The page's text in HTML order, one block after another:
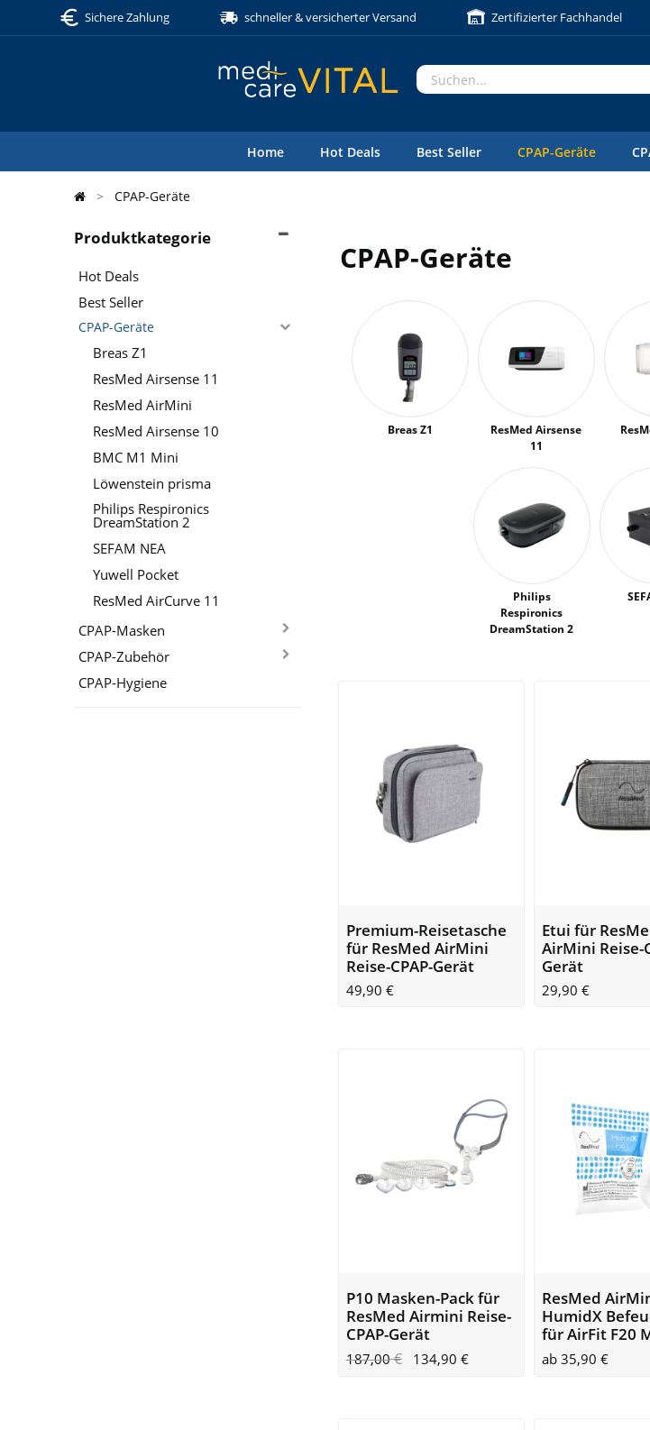
Sichere Zahlung schneller & versicherter Versand Zertifizierter Fachhandel
Home Hot Deals Best Seller CPAP-Geräte
CPAP-Geräte
Produktkategorie
Hot Deals
Best Seller
CPAP-Geräte
Breas Z1
ResMed Airsense 11
ResMed AirMini
ResMed Airsense 10
BMC M1 Mini
Löwenstein prisma
Philips Respironics
DreamStation 2
SEFAM NEA
Yuwell Pocket
ResMed AirCurve 11
CPAP-Masken
CPAP-Zubehör
CPAP-Hygiene
CPAP-Geräte
Breas Z1
ResMed Airsense
11
Philips
Respironics
DreamStation 2
Premium-Reisetasche
für ResMed AirMini
Reise-CPAP-Gerät
49,90 €
Etui für
AirMini Reise-
Gerät
29,90 €
P10 Masken-Pack für
ResMed Airmini Reise-
CPAP-Gerät
187,00€ 134,90 €
ResMed
HumidX
für AirFit F20
ab 35,90 €